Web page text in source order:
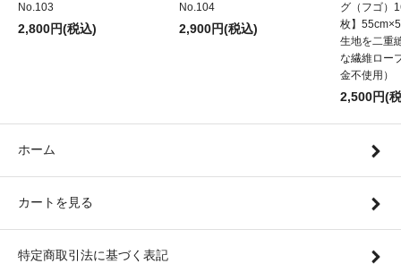
No.103
2,800円(税込)
No.104
2,900円(税込)
グ（フゴ）
枚】
生地を二重
な繊維ロー
金不使用）
2,500円(
ホーム
カートを見る
特定商取引法に基づく表記